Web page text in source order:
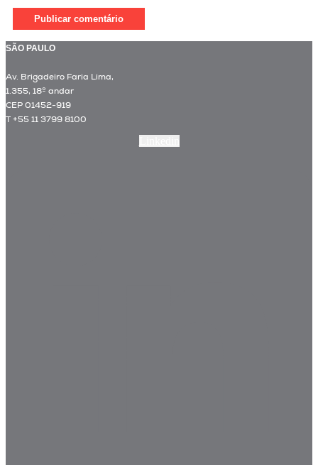
SÃO PAULO
Av. Brigadeiro Faria Lima,
1.355, 18º andar
CEP 01452-919
T +55 11 3799 8100